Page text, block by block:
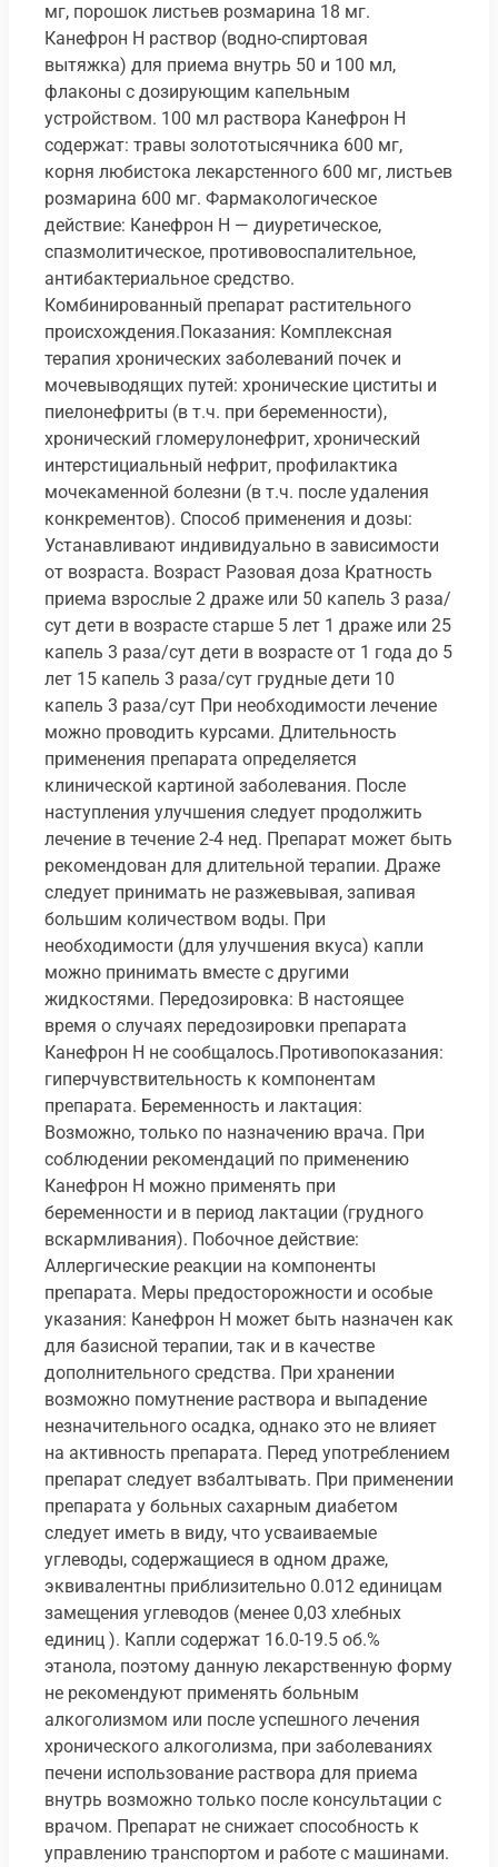
мг, порошок листьев розмарина 18 мг.
Канефрон Н раствор (водно-спиртовая
вытяжка) для приема внутрь 50 и 100 мл,
флаконы с дозирующим капельным
устройством. 100 мл раствора Канефрон Н
содержат: травы золототысячника 600 мг,
корня любистока лекарстенного 600 мг, листьев
розмарина 600 мг. Фармакологическое
действие: Канефрон Н — диуретическое,
спазмолитическое, противовоспалительное,
антибактериальное средство.
Комбинированный препарат растительного
происхождения.Показания: Комплексная
терапия хронических заболеваний почек и
мочевыводящих путей: хронические циститы и
пиелонефриты (в т.ч. при беременности),
хронический гломерулонефрит, хронический
интерстициальный нефрит, профилактика
мочекаменной болезни (в т.ч. после удаления
конкрементов). Способ применения и дозы:
Устанавливают индивидуально в зависимости
от возраста. Возраст Разовая доза Кратность
приема взрослые 2 драже или 50 капель 3 раза/
сут дети в возрасте старше 5 лет 1 драже или 25
капель 3 раза/сут дети в возрасте от 1 года до 5
лет 15 капель 3 раза/сут грудные дети 10
капель 3 раза/сут При необходимости лечение
можно проводить курсами. Длительность
применения препарата определяется
клинической картиной заболевания. После
наступления улучшения следует продолжить
лечение в течение 2-4 нед. Препарат может быть
рекомендован для длительной терапии. Драже
следует принимать не разжевывая, запивая
большим количеством воды. При
необходимости (для улучшения вкуса) капли
можно принимать вместе с другими
жидкостями. Передозировка: В настоящее
время о случаях передозировки препарата
Канефрон Н не сообщалось.Противопоказания:
гиперчувствительность к компонентам
препарата. Беременность и лактация:
Возможно, только по назначению врача. При
соблюдении рекомендаций по применению
Канефрон Н можно применять при
беременности и в период лактации (грудного
вскармливания). Побочное действие:
Аллергические реакции на компоненты
препарата. Меры предосторожности и особые
указания: Канефрон Н может быть назначен как
для базисной терапии, так и в качестве
дополнительного средства. При хранении
возможно помутнение раствора и выпадение
незначительного осадка, однако это не влияет
на активность препарата. Перед употреблением
препарат следует взбалтывать. При применении
препарата у больных сахарным диабетом
следует иметь в виду, что усваиваемые
углеводы, содержащиеся в одном драже,
эквивалентны приблизительно 0.012 единицам
замещения углеводов (менее 0,03 хлебных
единиц ). Капли содержат 16.0-19.5 об.%
этанола, поэтому данную лекарственную форму
не рекомендуют применять больным
алкоголизмом или после успешного лечения
хронического алкоголизма, при заболеваниях
печени использование раствора для приема
внутрь возможно только после консультации с
врачом. Препарат не снижает способность к
управлению транспортом и работе с машинами.